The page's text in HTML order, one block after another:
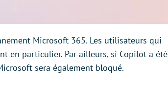
Microsoft 365. Les utilisateurs qui
en particulier. Par ailleurs, si Copilot a été
sera également bloqué.